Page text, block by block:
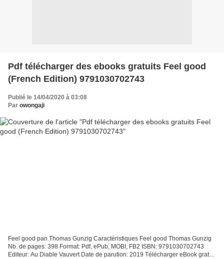
Pdf télécharger des ebooks gratuits Feel good
(French Edition) 9791030702743
Publié le 14/04/2020 à 03:08
Par owongaji
Feel good pan Thomas Gunzig Caractéristiques Feel good Thomas Gunzig
Nb. de pages: 398 Format: Pdf, ePub, MOBI, FB2 ISBN: 9791030702743
Editeur: Au Diable Vauvert Date de parution: 2019 Télécharger eBook gratuit